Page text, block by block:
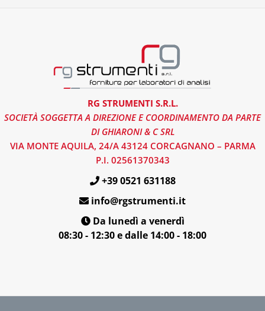
RG STRUMENTI S.R.L.
SOCIETÀ SOGGETTA A DIREZIONE E COORDINAMENTO DA PARTE
DI GHIARONI & C SRL
VIA MONTE AQUILA, 24/A 43124 CORCAGNANO – PARMA
P.I. 02561370343
+39 0521 631188
info@rgstrumenti.it
Da lunedì a venerdì
08:30 - 12:30 e dalle 14:00 - 18:00